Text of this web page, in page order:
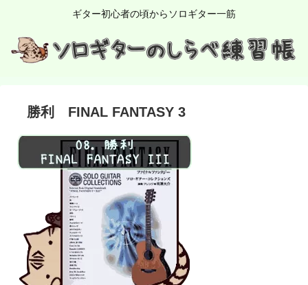
ギター初心者の頃からソロギター一筋
勝利 FINAL FANTASY 3